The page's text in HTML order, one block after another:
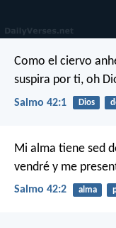
Como el ciervo
suspira por ti, oh
Salmo 42:1 Dios
Mi alma tiene sed
vendré y me
Salmo 42:2 alma